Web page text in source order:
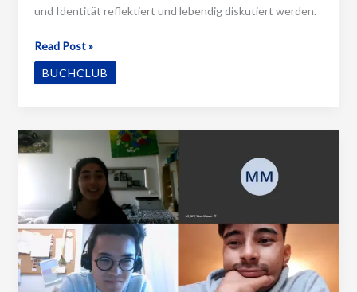
und Identität reflektiert und lebendig diskutiert werden.
Generation
Haram
–
Read Post »
BUCHCLUB